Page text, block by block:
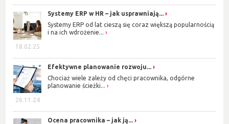
18.02.25
Systemy ERP w HR – jak usprawniają...
Systemy ERP od lat cieszą się coraz większą popularnością
i na ich wdrożenie...
26.11.24
Efektywne planowanie rozwoju...
Chociaż wiele zależy od chęci pracownika, odgórne
planowanie ścieżki...
Ocena pracownika – jak ją...